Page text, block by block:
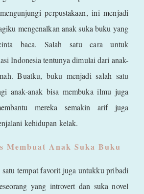
perpustakaan, ini menjadi
mengenalkan anak suka buku yang
baca. Salah satu cara untuk
Indonesia tentunya dimulai dari anak-
Buatku, buku menjadi salah satu
anak-anak bisa membuka ilmu juga
mereka semakin arif juga
kehidupan kelak.
Membuat Anak Suka Buku
satu tempat favorit juga untukku pribadi
yang introvert dan suka novel